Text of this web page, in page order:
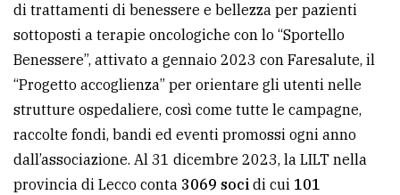
di trattamenti di benessere e bellezza per pazienti
sottoposti a terapie oncologiche con lo “Sportello
Benessere”, attivato a gennaio 2023 con Faresalute, il
“Progetto accoglienza” per orientare gli utenti nelle
strutture ospedaliere, così come tutte le campagne,
raccolte fondi, bandi ed eventi promossi ogni anno
dall’associazione. Al 31 dicembre 2023, la LILT nella
provincia di Lecco conta 3069 soci di cui 101